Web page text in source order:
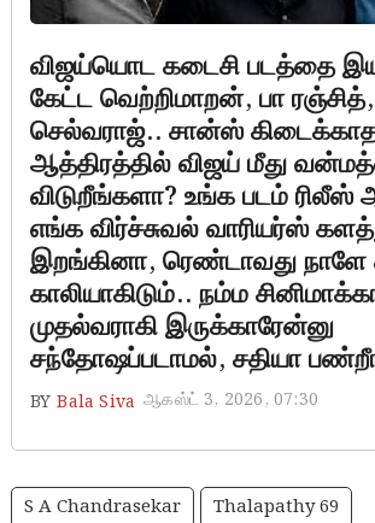
விஜய்யொட கடைசி படத்தை
கேட்ட வெற்றிமாறன், பா
செல்வராஜ்.. சான்ஸ்
ஆத்திரத்தில் விஜய் மீது
விடுறீங்களா? உங்க படம் ரிலீஸ்
எங்க விர்ச்சுவல் வாரியர்ஸ்
இறங்கினா, ரெண்டாவது நாளே
காலியாகிடும்.. நம்ம
முதல்வராகி இருக்காரேன்னு
சந்தோஷப்படாமல், சதியா
BY Bala Siva ஆகஸ்ட் 3, 2026, 07:30
S A Chandrasekar
Thalapathy 69